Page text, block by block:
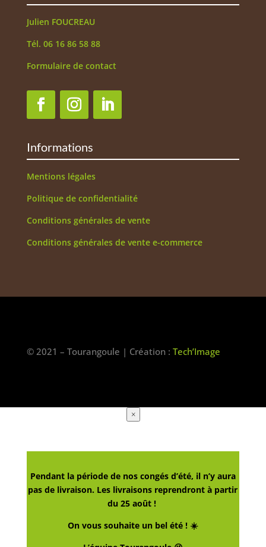
Julien FOUCREAU
Tél. 06 16 86 58 88
Formulaire de contact
Informations
Mentions légales
Politique de confidentialité
Conditions générales de vente
Conditions générales de vente e-commerce
© 2021 – Tourangoule | Création : Tech’Image
×
Pendant la période de nos congés d’été, il n’y aura
pas de livraison. Les livraisons reprendront à partir
du 25 août !
On vous souhaite un bel été ! ☀️